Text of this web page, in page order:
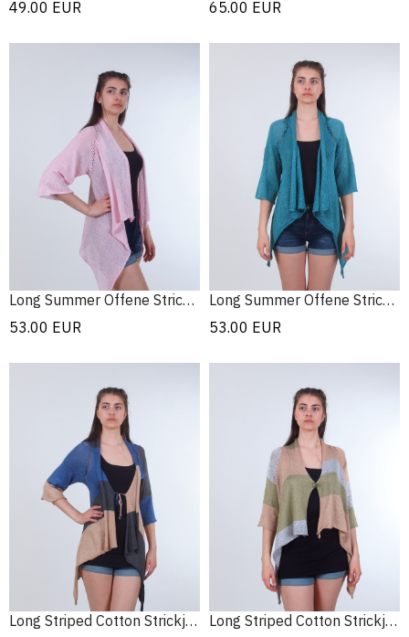
49.00 EUR
65.00 EUR
Long Summer Offene Strickjacke
53.00 EUR
Long Summer Offene Strickjacke
53.00 EUR
Long Striped Cotton Strickjacke
Long Striped Cotton Strickjacke